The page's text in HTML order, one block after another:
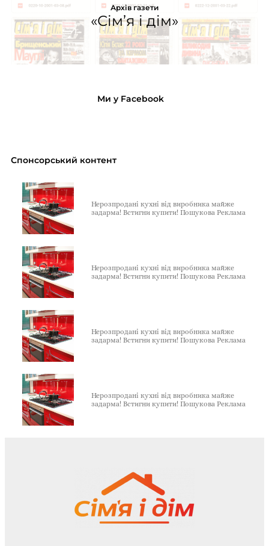
Архів газети
«Сім’я і дім»
Ми у Facebook
Спонсорський контент
Нерозпродані кухні від виробника майже
задарма! Встигни купити! Пошукова Реклама
Нерозпродані кухні від виробника майже
задарма! Встигни купити! Пошукова Реклама
Нерозпродані кухні від виробника майже
задарма! Встигни купити! Пошукова Реклама
Нерозпродані кухні від виробника майже
задарма! Встигни купити! Пошукова Реклама